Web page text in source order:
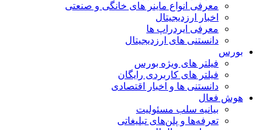
معرفی انواع ماینر های خانگی و صنعتی
اخبار ارزدیجیتال
معرفی ایردراپ ها
دانستنی های ارزدیجیتال
بورس
فیلتر های ویژه بورس
فیلتر های کاربردی رایگان
دانستنی ها و اخبار اقتصادی
هوش فعال
بیانیه سلب مسئولیت
تعرفه‌ها و پلن‌های تبلیغاتی